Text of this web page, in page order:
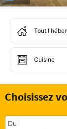
Tout
Cuisine
Choisissez
Du